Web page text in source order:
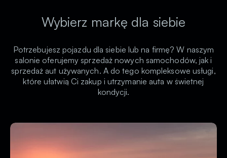
Wybierz markę dla siebie
Potrzebujesz pojazdu dla siebie lub na firmę? W naszym
salonie oferujemy sprzedaż nowych samochodów, jak i
sprzedaż aut używanych. A do tego kompleksowe usługi,
które ułatwią Ci zakup i utrzymanie auta w świetnej
kondycji.